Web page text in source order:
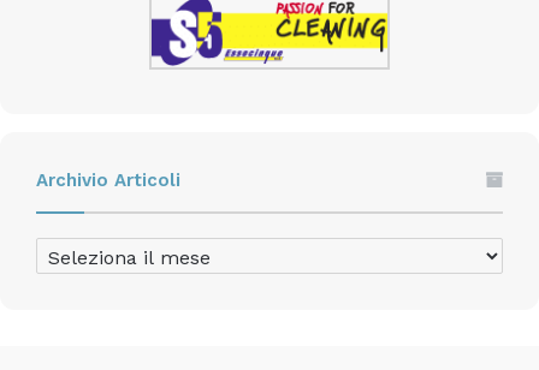
Archivio Articoli
Archivio
Articoli